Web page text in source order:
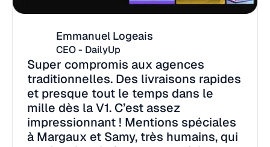
Emmanuel Logeais
CEO - DailyUp
Super compromis aux agences
traditionnelles. Des livraisons rapides
et presque tout le temps dans le
mille dès la V1. C’est assez
impressionnant ! Mentions spéciales
à Margaux et Samy, très humains, qui